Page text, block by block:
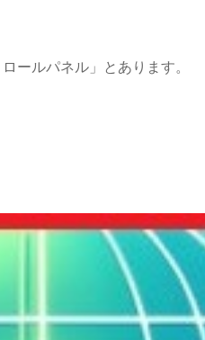
ールパネル」とあります。